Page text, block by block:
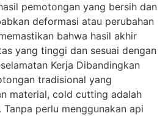
pemotongan yang bersih dan
deformasi atau perubahan
bahwa hasil akhir
yang tinggi dan sesuai dengan
Kerja Dibandingkan
tradisional yang
material, cold cutting adalah
perlu menggunakan api